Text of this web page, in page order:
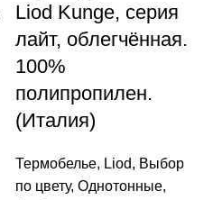
Liod Kunge, серия
лайт, облегчённая.
100%
полипропилен.
(Италия)
Термобелье, Liod, Выбор
по цвету, Однотонные,